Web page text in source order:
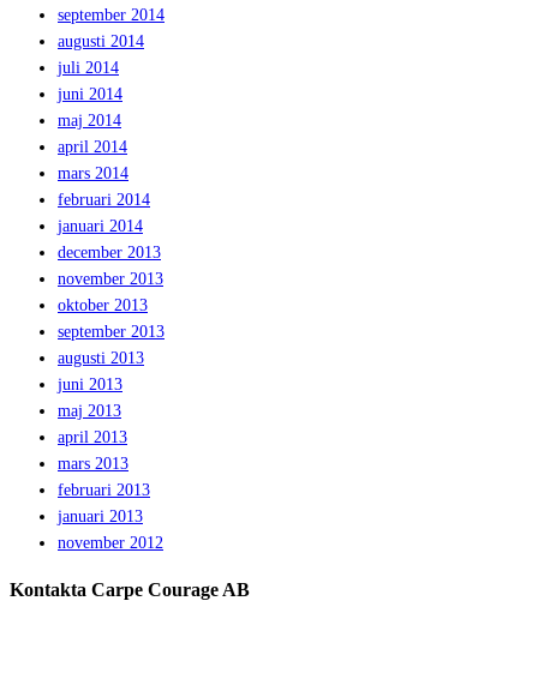
september 2014
augusti 2014
juli 2014
juni 2014
maj 2014
april 2014
mars 2014
februari 2014
januari 2014
december 2013
november 2013
oktober 2013
september 2013
augusti 2013
juni 2013
maj 2013
april 2013
mars 2013
februari 2013
januari 2013
november 2012
Kontakta Carpe Courage AB